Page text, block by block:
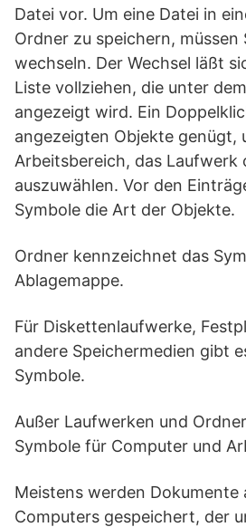
Datei vor. Um eine Datei in
Ordner zu speichern, müssen
wechseln. Der Wechsel läßt
Liste vollziehen, die unter
angezeigt wird. Ein
angezeigten Objekte genügt,
Arbeitsbereich, das Laufwerk
auszuwählen. Vor den
Symbole die Art der Objekte.
Ordner kennzeichnet das
Ablagemappe.
Für Diskettenlaufwerke,
andere Speichermedien gibt
Symbole.
Außer Laufwerken und
Symbole für Computer und
Meistens werden Dokumente
Computers gespeichert, der